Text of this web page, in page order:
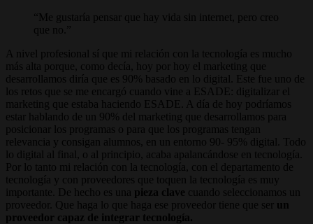
Me gustaría pensar que hay vida sin internet, pero creo
que no.
A nivel profesional sí que mi relación con la tecnología es mucho
más alta porque, como decía, hoy por hoy el marketing que
desarrollamos diría que es 90% basado en lo digital. Este fue uno de
los retos que se me encargó cuando vine a ESADE: digitalizar el
marketing que estaba haciendo ESADE. A día de hoy podríamos
estar hablando de un 90% del marketing que desarrollamos para
posicionar los programas o para que los programas tengan
relevancia y consigan alumnos, en un entorno 90- 95% digital. Todo
lo digital al final, o al principio, acaba apalancándose en tecnología.
Por lo tanto mi relación con la tecnología, con el departamento de
tecnología y con proveedores que toquen la tecnología es muy
importante. De hecho es una pieza clave cuando seleccionamos un
proveedor. Que haga lo que haga ese proveedor tiene que ser un
proveedor capaz de integrar tecnología.